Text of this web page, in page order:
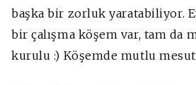
başka bir zorluk yaratabiliyor.
bir çalışma köşem var, tam da
kurulu :) Köşemde mutlu mesut